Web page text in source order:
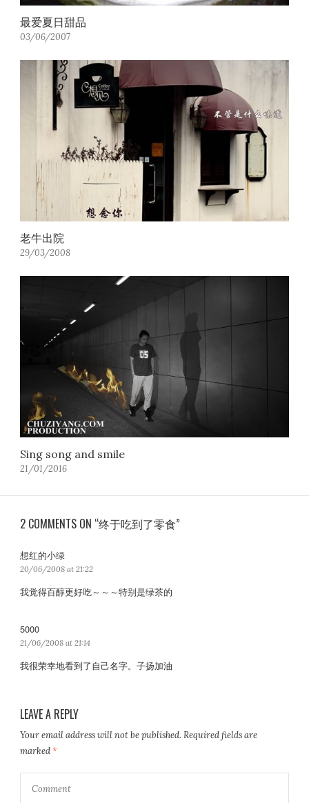
最爱夏日甜品
03/06/2007
老牛出院
29/03/2008
Sing song and smile
21/01/2016
2 COMMENTS ON “终于吃到了零食”
想红的小绿
a
s
20/06/2008 at 21:22
我觉得百醇更好吃～～～特别是绿茶的
5000
a
s
21/06/2008 at 21:14
我很荣幸地看到了自己名字。子扬加油
LEAVE A REPLY
Your email address will not be published. Required fields are
marked*